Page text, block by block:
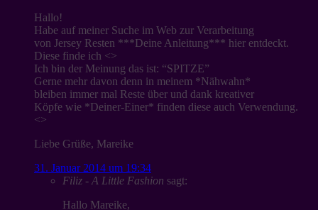
Hallo!
Habe auf meiner Suche im Web zur Verarbeitung
von Jersey Resten ***Deine Anleitung*** hier entdeckt.
Diese finde ich <>
Ich bin der Meinung das ist: “SPITZE”
Gerne mehr davon denn in meinem *Nähwahn*
bleiben immer mal Reste über und dank kreativer
Köpfe wie *Deiner-Einer* finden diese auch Verwendung.
<>
Liebe Grüße, Mareike
31. Januar 2014 um 19:34
Filiz - A Little Fashion sagt:
Hallo Mareike,